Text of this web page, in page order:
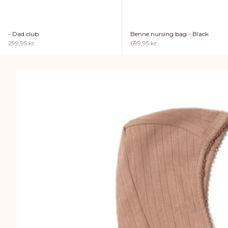
- Dad club
Sale price
299,95 kr
Benne nursing bag - Black
Sale price
699,95 kr